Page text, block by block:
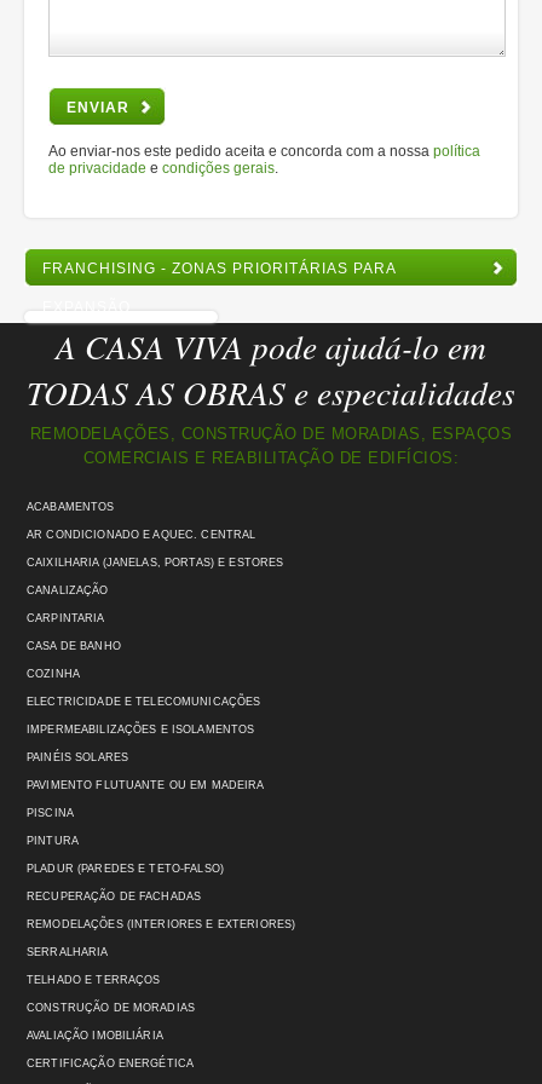
ENVIAR
Ao enviar-nos este pedido aceita e concorda com a nossa política
de privacidade e condições gerais
FRANCHISING - ZONAS PRIORITÁRIAS PARA
EXPANSÃO
A CASA VIVA pode ajudá-lo em
TODAS AS OBRAS e especialidades
REMODELAÇÕES, CONSTRUÇÃO DE MORADIAS, ESPAÇOS
COMERCIAIS E REABILITAÇÃO DE EDIFÍCIOS:
ACABAMENTOS
AR CONDICIONADO E AQUEC. CENTRAL
CAIXILHARIA (JANELAS, PORTAS) E ESTORES
CANALIZAÇÃO
CARPINTARIA
CASA DE BANHO
COZINHA
ELECTRICIDADE E TELECOMUNICAÇÕES
IMPERMEABILIZAÇÕES E ISOLAMENTOS
PAINÉIS SOLARES
PAVIMENTO FLUTUANTE OU EM MADEIRA
PISCINA
PINTURA
PLADUR (PAREDES E TETO-FALSO)
RECUPERAÇÃO DE FACHADAS
REMODELAÇÕES (INTERIORES E EXTERIORES)
SERRALHARIA
TELHADO E TERRAÇOS
CONSTRUÇÃO DE MORADIAS
AVALIAÇÃO IMOBILIÁRIA
CERTIFICAÇÃO ENERGÉTICA